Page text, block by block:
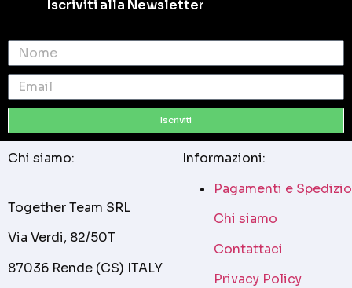
Iscriviti alla Newsletter
Iscriviti
Chi siamo:
Together Team SRL
Via Verdi, 82/50T
87036 Rende (CS) ITALY
Informazioni:
Pagamenti e
Chi siamo
Contattaci
Privacy Policy